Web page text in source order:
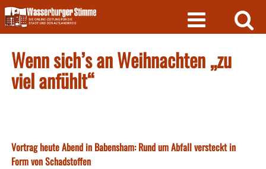
Skip
to
content
Wenn sich’s an Weihnachten „zu
viel anfühlt“
Vortrag heute Abend in Babensham: Rund um Abfall versteckt in
Form von Schadstoffen